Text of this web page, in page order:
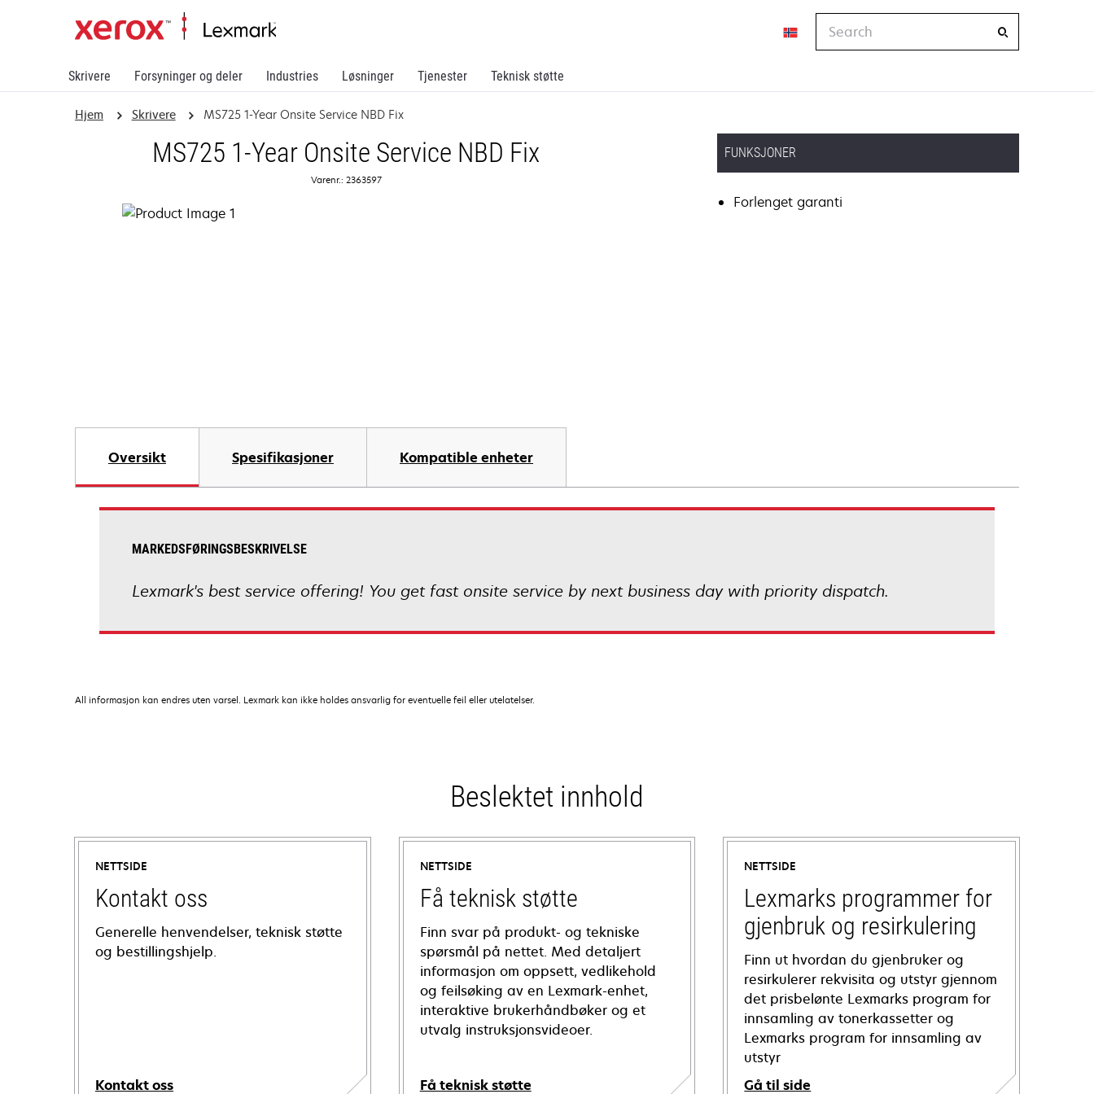
Skrivere Forsyninger og deler Industries Løsninger Tjenester Teknisk støtte
Hjem Skrivere MS725 1-Year Onsite Service NBD Fix
MS725 1-Year Onsite Service NBD Fix
Varenr.: 2363597
FUNKSJONER
Forlenget garanti
Oversikt Spesifikasjoner Kompatible enheter
MARKEDSFØRINGSBESKRIVELSE
Lexmark's best service offering! You get fast onsite service by next business day with priority dispatch.
All informasjon kan endres uten varsel. Lexmark kan ikke holdes ansvarlig for eventuelle feil eller utelatelser.
Beslektet innhold
NETTSIDE
Kontakt oss
Generelle henvendelser, teknisk støtte
og bestillingshjelp.
Kontakt oss
NETTSIDE
Få teknisk støtte
Finn svar på produkt- og tekniske
spørsmål på nettet. Med detaljert
informasjon om oppsett, vedlikehold
og feilsøking av en Lexmark-enhet,
interaktive brukerhåndbøker og et
utvalg instruksjonsvideoer.
Få teknisk støtte
NETTSIDE
Lexmarks programmer for
gjenbruk og resirkulering
Finn ut hvordan du gjenbruker og
resirkulerer rekvisita og utstyr gjennom
det prisbelønte Lexmarks program for
innsamling av tonerkassetter og
Lexmarks program for innsamling av
utstyr
Gå til side